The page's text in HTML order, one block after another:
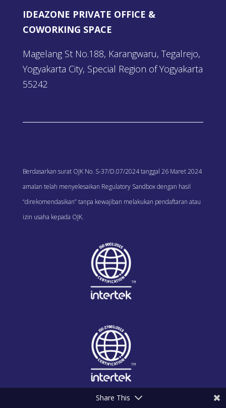
IDEAZONE PRIVATE OFFICE &
COWORKING SPACE
Magelang St No.188, Karangwaru, Tegalrejo,
Yogyakarta City, Special Region of Yogyakarta
55242
Berdasarkan surat OJK No. S-37/D.07/2024 tanggal 26 Maret 2024
amalan telah menyelesaikan Regulatory Sandbox dengan hasil
“direkomendasikan” tanpa kewajiban melakukan pendaftaran atau
izin usaha kepada OJK.
Share This